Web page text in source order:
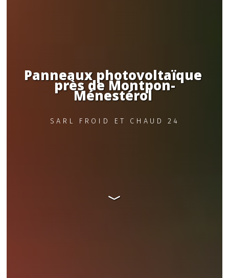
Panneaux photovoltaïque
près de Montpon-
Ménestérol
SARL FROID ET CHAUD 24